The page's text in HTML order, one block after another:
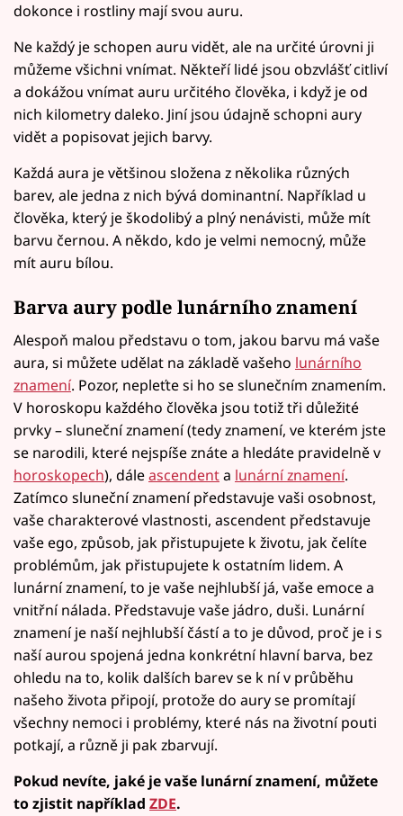
dokonce i rostliny mají svou auru.
Ne každý je schopen auru vidět, ale na určité úrovni ji
můžeme všichni vnímat. Někteří lidé jsou obzvlášť citliví
a dokážou vnímat auru určitého člověka, i když je od
nich kilometry daleko. Jiní jsou údajně schopni aury
vidět a popisovat jejich barvy.
Každá aura je většinou složena z několika různých
barev, ale jedna z nich bývá dominantní. Například u
člověka, který je škodolibý a plný nenávisti, může mít
barvu černou. A někdo, kdo je velmi nemocný, může
mít auru bílou.
Barva aury podle lunárního znamení
Alespoň malou představu o tom, jakou barvu má vaše
aura, si můžete udělat na základě vašeho lunárního
znamení. Pozor, nepleťte si ho se slunečním znamením.
V horoskopu každého člověka jsou totiž tři důležité
prvky – sluneční znamení (tedy znamení, ve kterém jste
se narodili, které nejspíše znáte a hledáte pravidelně v
horoskopech), dáleascendenta lunární znamení.
Zatímco sluneční znamení představuje vaši osobnost,
vaše charakterové vlastnosti, ascendent představuje
vaše ego, způsob, jak přistupujete k životu, jak čelíte
problémům, jak přistupujete k ostatním lidem. A
lunární znamení, to je vaše nejhlubší já, vaše emoce a
vnitřní nálada. Představuje vaše jádro, duši. Lunární
znamení je naší nejhlubší částí a to je důvod, proč je i s
naší aurou spojená jedna konkrétní hlavní barva, bez
ohledu na to, kolik dalších barev se k ní v průběhu
našeho života připojí, protože do aury se promítají
všechny nemoci i problémy, které nás na životní pouti
potkají, a různě ji pak zbarvují.
Pokud nevíte, jaké je vaše lunární znamení, můžete
to zjistit například ZDE.